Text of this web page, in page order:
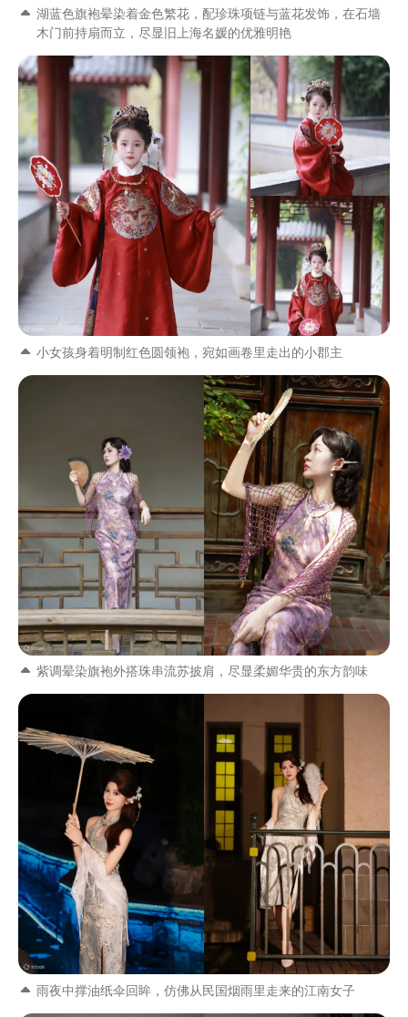
湖蓝色旗袍晕染着金色繁花，配珍珠项链与蓝花发饰，在石墙
木门前持扇而立，尽显旧上海名媛的优雅明艳
小女孩身着明制红色圆领袍，宛如画卷里走出的小郡主
紫调晕染旗袍外搭珠串流苏披肩，尽显柔媚华贵的东方韵味
雨夜中撑油纸伞回眸，仿佛从民国烟雨里走来的江南女子